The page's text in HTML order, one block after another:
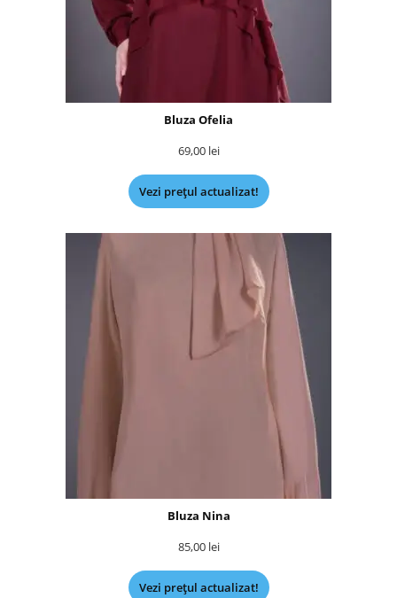
Bluza Ofelia
69,00 lei
Vezi prețul actualizat!
Bluza Nina
85,00 lei
Vezi prețul actualizat!